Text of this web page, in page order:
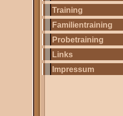
Training
Familientraining
Probetraining
Links
Impressum